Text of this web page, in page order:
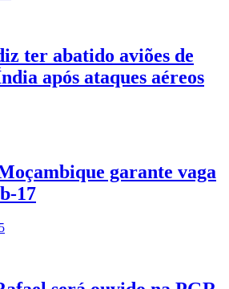
ter abatido aviões de
após ataques aéreos
garante vaga
17